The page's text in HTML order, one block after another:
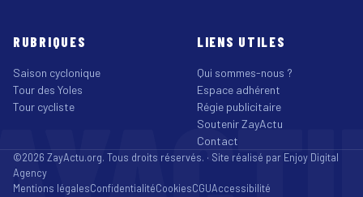
RUBRIQUES
Saison cyclonique
Tour des Yoles
Tour cycliste
LIENS UTILES
Qui sommes-nous ?
Espace adhérent
Régie publicitaire
Soutenir ZayActu
Contact
©2026 ZayActu.org. Tous droits réservés. · Site réalisé par Enjoy Digital
Agency
Mentions légalesConfidentialitéCookiesCGUAccessibilité